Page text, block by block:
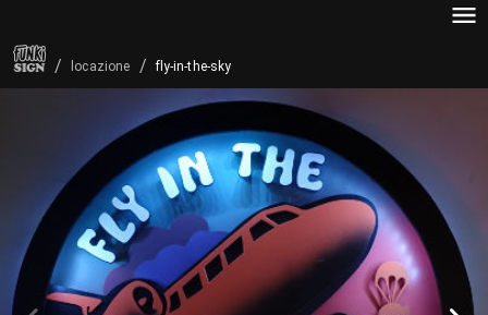
/ locazione / fly-in-the-sky